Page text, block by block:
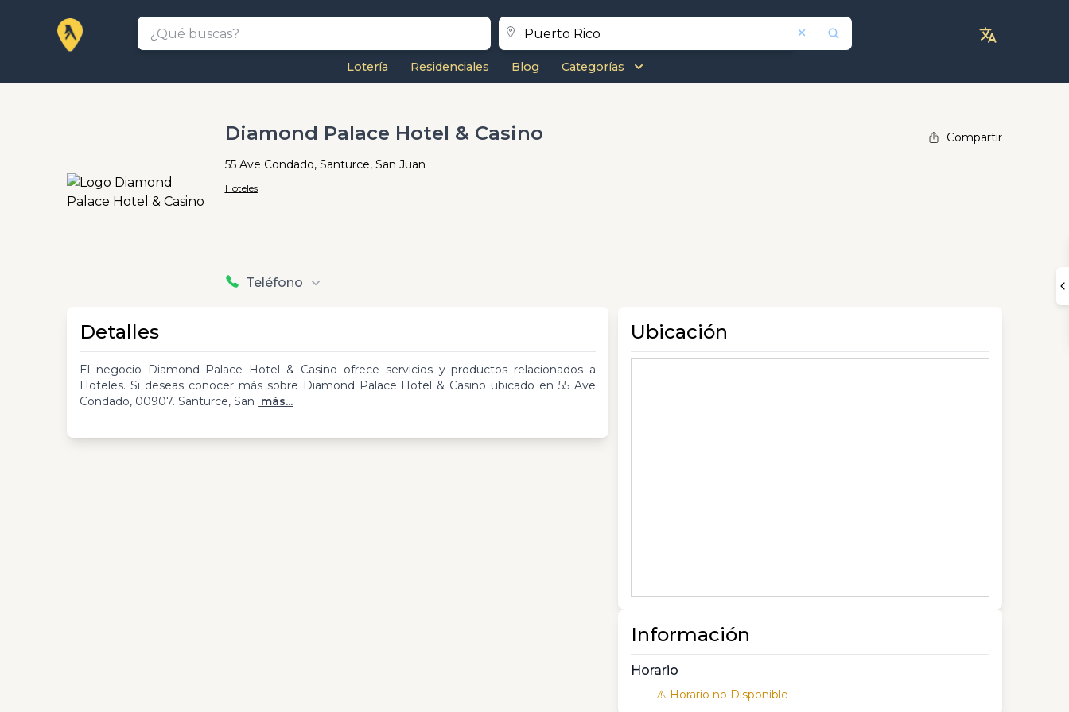
Lotería Residenciales Blog Categorías
Diamond Palace Hotel & Casino
55 Ave Condado, Santurce, San Juan
Hoteles
Teléfono
Compartir
Detalles
El negocio Diamond Palace Hotel & Casino ofrece servicios y productos relacionados a
Hoteles. Si deseas conocer más sobre Diamond Palace Hotel & Casino ubicado en 55 Ave
Condado, 00907. Santurce, San más...
Ubicación
Información
Horario
⚠️ Horario no Disponible